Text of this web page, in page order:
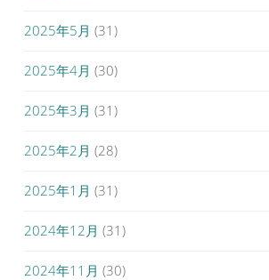
2025年5月 (31)
2025年4月 (30)
2025年3月 (31)
2025年2月 (28)
2025年1月 (31)
2024年12月 (31)
2024年11月 (30)